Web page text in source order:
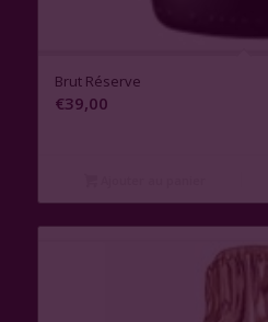
Brut Réserve
€39,00